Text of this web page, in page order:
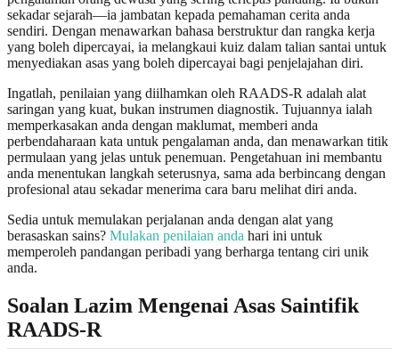
sekadar sejarah—ia jambatan kepada pemahaman cerita anda
sendiri. Dengan menawarkan bahasa berstruktur dan rangka kerja
yang boleh dipercayai, ia melangkaui kuiz dalam talian santai untuk
menyediakan asas yang boleh dipercayai bagi penjelajahan diri.
Ingatlah, penilaian yang diilhamkan oleh RAADS‑R adalah alat
saringan yang kuat, bukan instrumen diagnostik. Tujuannya ialah
memperkasakan anda dengan maklumat, memberi anda
perbendaharaan kata untuk pengalaman anda, dan menawarkan titik
permulaan yang jelas untuk penemuan. Pengetahuan ini membantu
anda menentukan langkah seterusnya, sama ada berbincang dengan
profesional atau sekadar menerima cara baru melihat diri anda.
Sedia untuk memulakan perjalanan anda dengan alat yang
berasaskan sains? Mulakan penilaian anda hari ini untuk
memperoleh pandangan peribadi yang berharga tentang ciri unik
anda.
Soalan Lazim Mengenai Asas Saintifik
RAADS‑R